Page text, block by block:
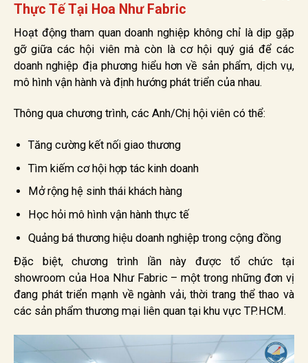
Thực Tế Tại Hoa Như Fabric
Hoạt động tham quan doanh nghiệp không chỉ là dịp gặp
gỡ giữa các hội viên mà còn là cơ hội quý giá để các
doanh nghiệp địa phương hiểu hơn về sản phẩm, dịch vụ,
mô hình vận hành và định hướng phát triển của nhau.
Thông qua chương trình, các Anh/Chị hội viên có thể:
Tăng cường kết nối giao thương
Tìm kiếm cơ hội hợp tác kinh doanh
Mở rộng hệ sinh thái khách hàng
Học hỏi mô hình vận hành thực tế
Quảng bá thương hiệu doanh nghiệp trong cộng đồng
Đặc biệt, chương trình lần này được tổ chức tại
showroom của Hoa Như Fabric – một trong những đơn vị
đang phát triển mạnh về ngành vải, thời trang thể thao và
các sản phẩm thương mại liên quan tại khu vực TP.HCM.